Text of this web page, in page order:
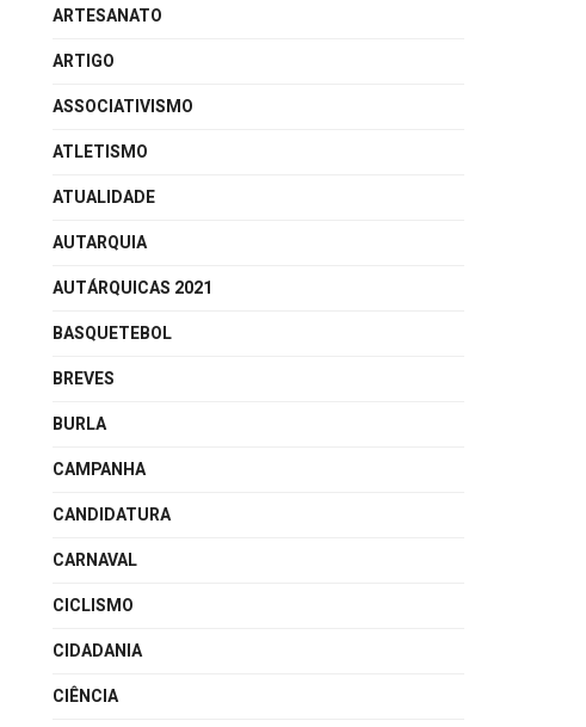
ARTESANATO
ARTIGO
ASSOCIATIVISMO
ATLETISMO
ATUALIDADE
AUTARQUIA
AUTÁRQUICAS 2021
BASQUETEBOL
BREVES
BURLA
CAMPANHA
CANDIDATURA
CARNAVAL
CICLISMO
CIDADANIA
CIÊNCIA